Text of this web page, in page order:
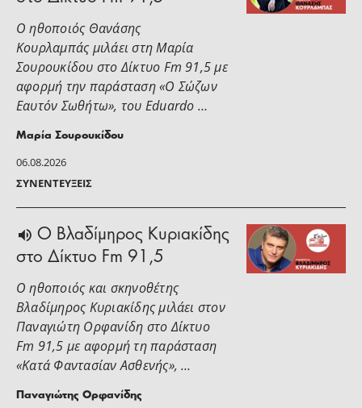
06.08.2026
ΣΥΝΕΝΤΕΎΞΕΙΣ
Ο ηθοποιός Θανάσης
Κουρλαμπάς μιλάει στη Μαρία
Σουρουκίδου στο Δίκτυο Fm 91,5 με
αφορμή την παράσταση «Ο Σώζων
Εαυτόν Σωθήτω», του Eduardo …
Μαρία Σουρουκίδου
O Βλαδίμηρος Κυριακίδης
στο Δίκτυο Fm 91,5
Ο ηθοποιός και σκηνοθέτης
Βλαδίμηρος Κυριακίδης μιλάει στoν
Παναγιώτη Ορφανίδη στο Δίκτυο
Fm 91,5 με αφορμή τη παράσταση
«Κατά Φαντασίαν Ασθενής», …
Παναγιώτης Ορφανίδης